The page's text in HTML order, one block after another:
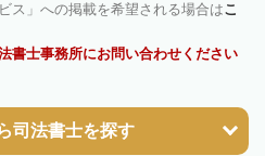
ス」への掲載を希望される場合はこ
書士事務所にお問い合わせください
司法書士を探す